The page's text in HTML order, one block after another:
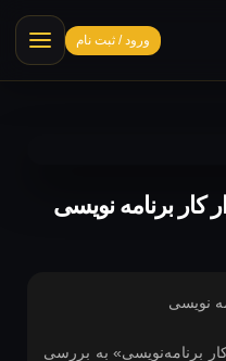
ورود / ثبت نام
کار برنامه نویسی
نویسی
کار برنامه‌نویسی» به بررسی